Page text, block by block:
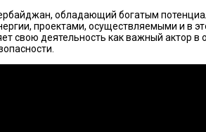
обладающий богатым
проектами, осуществляемыми и в
свою деятельность как важный актор в